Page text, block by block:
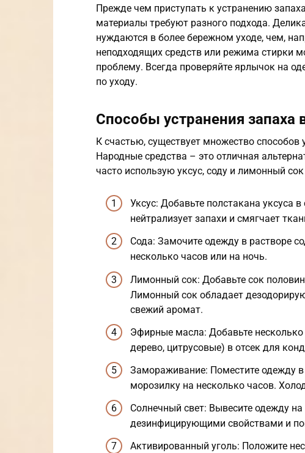
Прежде чем приступать к устранению
материалы требуют разного подхода.
нуждаются в более бережном уходе, чем,
неподходящих средств или режима стирки
проблему. Всегда проверяйте ярлычок на
по уходу.
Способы устранения запаха
К счастью, существует множество
Народные средства – это отличная
часто использую уксус, соду и лимонный
Уксус: Добавьте полстакана уксуса
нейтрализует запахи и смягчает
Сода: Замочите одежду в растворе
несколько часов или на ночь.
Лимонный сок: Добавьте сок
Лимонный сок обладает
свежий аромат.
Эфирные масла: Добавьте
дерево, цитрусовые) в отсек для
Замораживание: Поместите одежду
морозилку на несколько часов.
Солнечный свет: Вывесите одежду
дезинфицирующими свойствами и
Активированный уголь: Положите